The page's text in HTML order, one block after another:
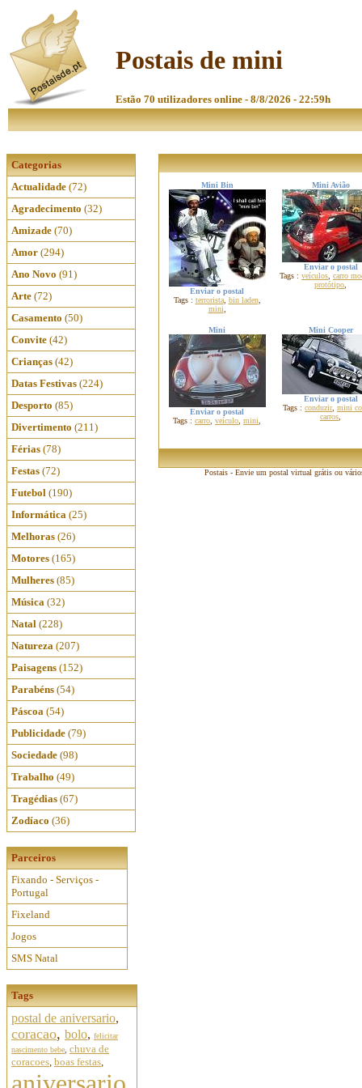
Postais de mini
Estão 70 utilizadores online - 8/8/2026 - 22:59h
Categorias
Actualidade (72)
Agradecimento (32)
Amizade (70)
Amor (294)
Ano Novo (91)
Arte (72)
Casamento (50)
Convite (42)
Crianças (42)
Datas Festivas (224)
Desporto (85)
Divertimento (211)
Férias (78)
Festas (72)
Futebol (190)
Informática (25)
Melhoras (26)
Motores (165)
Mulheres (85)
Música (32)
Natal (228)
Natureza (207)
Paisagens (152)
Parabéns (54)
Páscoa (54)
Publicidade (79)
Sociedade (98)
Trabalho (49)
Tragédias (67)
Zodíaco (36)
Parceiros
Fixando - Serviços -
Portugal
Fixeland
Jogos
SMS Natal
Tags
postal de aniversario,
coracao, bolo, felicitar
nascimento bebe chuva de
coracoes, boas festas,
Mini Bin
Enviar o postal
Tags : terrorista, bin laden,
mini
Mini Avião
Enviar o postal
Tags : veículos carro
protótipo
Mini
Enviar o postal
Tags : carro veículo mini
Mini Cooper
Enviar o postal
Tags : conduzir, mini
carros
Postais - Envie um postal virtual grátis ou